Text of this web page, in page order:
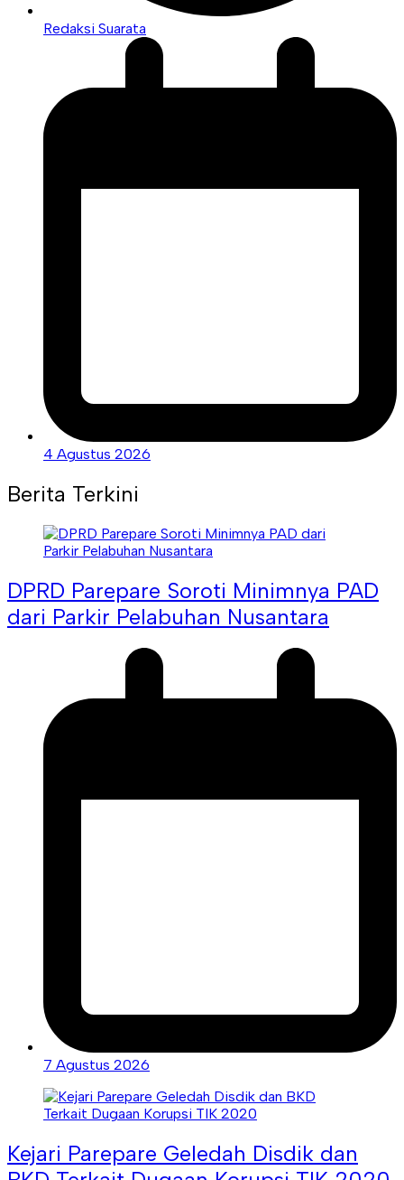
Redaksi Suarata
4 Agustus 2026
Berita Terkini
DPRD Parepare Soroti Minimnya PAD
dari Parkir Pelabuhan Nusantara
7 Agustus 2026
Kejari Parepare Geledah Disdik dan